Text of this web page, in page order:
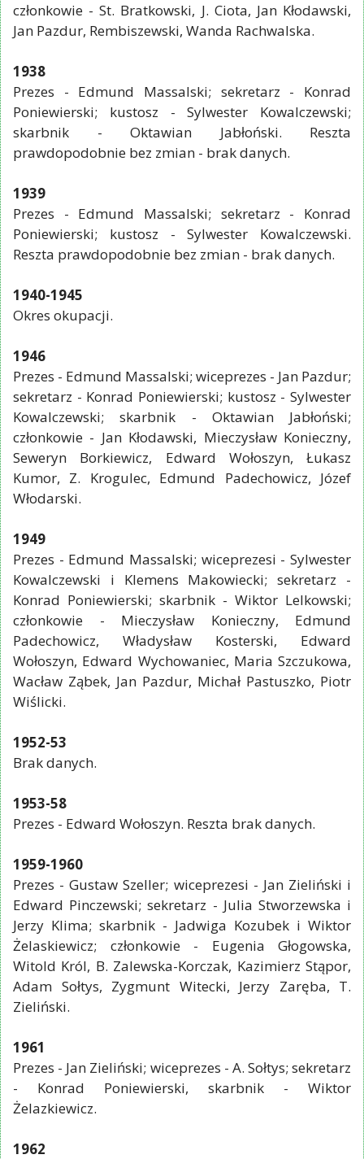
członkowie - St. Bratkowski, J. Ciota, Jan Kłodawski,
Jan Pazdur, Rembiszewski, Wanda Rachwalska.
1938
Prezes - Edmund Massalski; sekretarz - Konrad
Poniewierski; kustosz - Sylwester Kowalczewski;
skarbnik - Oktawian Jabłoński. Reszta
prawdopodobnie bez zmian - brak danych.
1939
Prezes - Edmund Massalski; sekretarz - Konrad
Poniewierski; kustosz - Sylwester Kowalczewski.
Reszta prawdopodobnie bez zmian - brak danych.
1940-1945
Okres okupacji.
1946
Prezes - Edmund Massalski; wiceprezes - Jan Pazdur;
sekretarz - Konrad Poniewierski; kustosz - Sylwester
Kowalczewski; skarbnik - Oktawian Jabłoński;
członkowie - Jan Kłodawski, Mieczysław Konieczny,
Seweryn Borkiewicz, Edward Wołoszyn, Łukasz
Kumor, Z. Krogulec, Edmund Padechowicz, Józef
Włodarski.
1949
Prezes - Edmund Massalski; wiceprezesi - Sylwester
Kowalczewski i Klemens Makowiecki; sekretarz -
Konrad Poniewierski; skarbnik - Wiktor Lelkowski;
członkowie - Mieczysław Konieczny, Edmund
Padechowicz, Władysław Kosterski, Edward
Wołoszyn, Edward Wychowaniec, Maria Szczukowa,
Wacław Ząbek, Jan Pazdur, Michał Pastuszko, Piotr
Wiślicki.
1952-53
Brak danych.
1953-58
Prezes - Edward Wołoszyn. Reszta brak danych.
1959-1960
Prezes - Gustaw Szeller; wiceprezesi - Jan Zieliński i
Edward Pinczewski; sekretarz - Julia Stworzewska i
Jerzy Klima; skarbnik - Jadwiga Kozubek i Wiktor
Żelaskiewicz; członkowie - Eugenia Głogowska,
Witold Król, B. Zalewska-Korczak, Kazimierz Stąpor,
Adam Sołtys, Zygmunt Witecki, Jerzy Zaręba, T.
Zieliński.
1961
Prezes - Jan Zieliński; wiceprezes - A. Sołtys; sekretarz
- Konrad Poniewierski, skarbnik - Wiktor
Żelazkiewicz.
1962